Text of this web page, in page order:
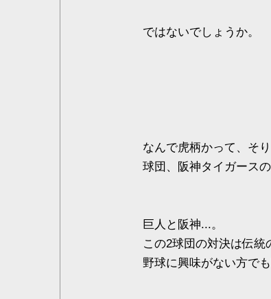
ではないでしょうか。
なんで虎柄かって、そ
球団、阪神タイガース
巨人と阪神...。
この2球団の対決は伝統
野球に興味がない方で